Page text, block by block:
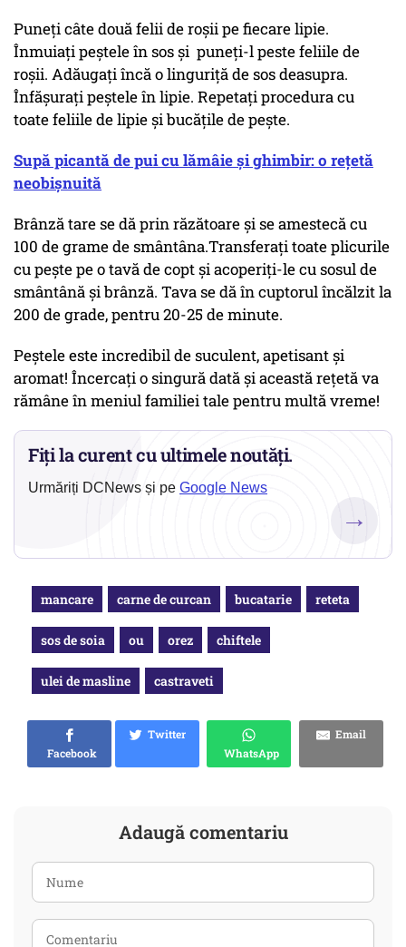
Puneți câte două felii de roșii pe fiecare lipie.
Înmuiați peștele în sos și puneți-l peste feliile de
roșii. Adăugați încă o linguriță de sos deasupra.
Înfășurați peștele în lipie. Repetați procedura cu
toate feliile de lipie și bucățile de pește.
Supă picantă de pui cu lămâie și ghimbir: o rețetă
neobișnuită
Brânză tare se dă prin răzătoare și se amestecă cu
100 de grame de smântâna.Transferați toate plicurile
cu pește pe o tavă de copt și acoperiți-le cu sosul de
smântână și brânză. Tava se dă în cuptorul încălzit la
200 de grade, pentru 20-25 de minute.
Peștele este incredibil de suculent, apetisant și
aromat! Încercați o singură dată și această rețetă va
rămâne în meniul familiei tale pentru multă vreme!
Fiți la curent cu ultimele noutăți.
Urmăriți DCNews și pe Google News
→
mancare carne de curcan bucatarie reteta
sos de soia ou orez chiftele
ulei de masline castraveti
Facebook
Twitter
WhatsApp
Email
Adaugă comentariu